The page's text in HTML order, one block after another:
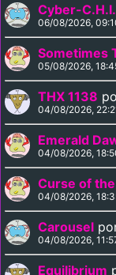
Cyber-
06/08/2026,
Sometimes
05/08/2026,
THX 1138
04/08/2026,
Emerald
04/08/2026,
Curse of
04/08/2026,
Carousel
04/08/2026,
Equilibrium